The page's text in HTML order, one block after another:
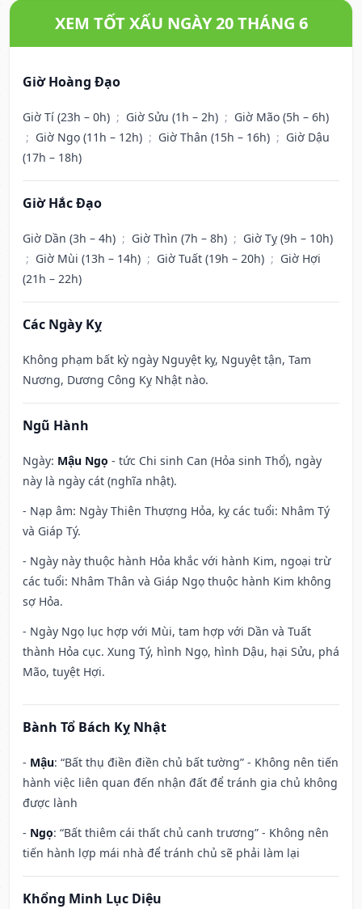
XEM TỐT XẤU NGÀY 20 THÁNG 6
Giờ Hoàng Đạo
Giờ Tí (23h – 0h) ; Giờ Sửu (1h – 2h) ; Giờ Mão (5h – 6h)
; Giờ Ngọ (11h – 12h) ; Giờ Thân (15h – 16h) ; Giờ Dậu
(17h – 18h)
Giờ Hắc Đạo
Giờ Dần (3h – 4h) ; Giờ Thìn (7h – 8h) ; Giờ Tỵ (9h – 10h)
; Giờ Mùi (13h – 14h) ; Giờ Tuất (19h – 20h) ; Giờ Hợi
(21h – 22h)
Các Ngày Kỵ
Không phạm bất kỳ ngày Nguyệt kỵ, Nguyệt tận, Tam
Nương, Dương Công Kỵ Nhật nào.
Ngũ Hành
Ngày: Mậu Ngọ - tức Chi sinh Can (Hỏa sinh Thổ), ngày
này là ngày cát (nghĩa nhật).
- Nạp âm: Ngày Thiên Thượng Hỏa, kỵ các tuổi: Nhâm Tý
và Giáp Tý.
- Ngày này thuộc hành Hỏa khắc với hành Kim, ngoại trừ
các tuổi: Nhâm Thân và Giáp Ngọ thuộc hành Kim không
sợ Hỏa.
- Ngày Ngọ lục hợp với Mùi, tam hợp với Dần và Tuất
thành Hỏa cục. Xung Tý, hình Ngọ, hình Dậu, hại Sửu, phá
Mão, tuyệt Hợi.
Bành Tổ Bách Kỵ Nhật
- Mậu: “Bất thụ điền điền chủ bất tường” - Không nên tiến
hành việc liên quan đến nhận đất để tránh gia chủ không
được lành
- Ngọ: “Bất thiêm cái thất chủ canh trương” - Không nên
tiến hành lợp mái nhà để tránh chủ sẽ phải làm lại
Khổng Minh Lục Diệu